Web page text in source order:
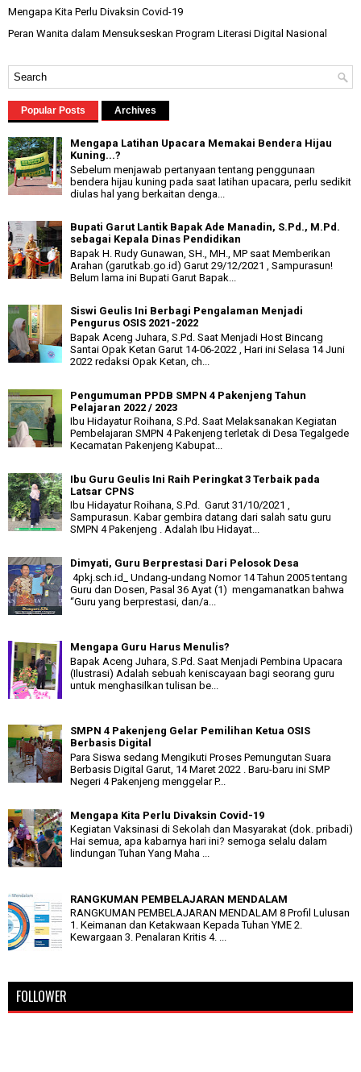
Mengapa Kita Perlu Divaksin Covid-19
Peran Wanita dalam Mensukseskan Program Literasi Digital Nasional
Popular Posts Archives
Mengapa Latihan Upacara Memakai Bendera Hijau
Kuning...?
Sebelum menjawab pertanyaan tentang penggunaan
bendera hijau kuning pada saat latihan upacara, perlu sedikit
diulas hal yang berkaitan denga...
Bupati Garut Lantik Bapak Ade Manadin, S.Pd., M.Pd.
sebagai Kepala Dinas Pendidikan
Bapak H. Rudy Gunawan, SH., MH., MP saat Memberikan
Arahan (garutkab.go.id) Garut 29/12/2021 , Sampurasun!
Belum lama ini Bupati Garut Bapak...
Siswi Geulis Ini Berbagi Pengalaman Menjadi
Pengurus OSIS 2021-2022
Bapak Aceng Juhara, S.Pd. Saat Menjadi Host Bincang
Santai Opak Ketan Garut 14-06-2022 , Hari ini Selasa 14 Juni
2022 redaksi Opak Ketan, ch...
Pengumuman PPDB SMPN 4 Pakenjeng Tahun
Pelajaran 2022 / 2023
Ibu Hidayatur Roihana, S.Pd. Saat Melaksanakan Kegiatan
Pembelajaran SMPN 4 Pakenjeng terletak di Desa Tegalgede
Kecamatan Pakenjeng Kabupat...
Ibu Guru Geulis Ini Raih Peringkat 3 Terbaik pada
Latsar CPNS
Ibu Hidayatur Roihana, S.Pd. Garut 31/10/2021 ,
Sampurasun. Kabar gembira datang dari salah satu guru
SMPN 4 Pakenjeng . Adalah Ibu Hidayat...
Dimyati, Guru Berprestasi Dari Pelosok Desa
4pkj.sch.id_ Undang-undang Nomor 14 Tahun 2005 tentang
Guru dan Dosen, Pasal 36 Ayat (1) mengamanatkan bahwa
“Guru yang berprestasi, dan/a...
Mengapa Guru Harus Menulis?
Bapak Aceng Juhara, S.Pd. Saat Menjadi Pembina Upacara
(Ilustrasi) Adalah sebuah keniscayaan bagi seorang guru
untuk menghasilkan tulisan be...
SMPN 4 Pakenjeng Gelar Pemilihan Ketua OSIS
Berbasis Digital
Para Siswa sedang Mengikuti Proses Pemungutan Suara
Berbasis Digital Garut, 14 Maret 2022 . Baru-baru ini SMP
Negeri 4 Pakenjeng menggelar P...
Mengapa Kita Perlu Divaksin Covid-19
Kegiatan Vaksinasi di Sekolah dan Masyarakat (dok. pribadi)
Hai semua, apa kabarnya hari ini? semoga selalu dalam
lindungan Tuhan Yang Maha ...
RANGKUMAN PEMBELAJARAN MENDALAM
RANGKUMAN PEMBELAJARAN MENDALAM 8 Profil Lulusan
1. Keimanan dan Ketakwaan Kepada Tuhan YME 2.
Kewargaan 3. Penalaran Kritis 4. ...
FOLLOWER